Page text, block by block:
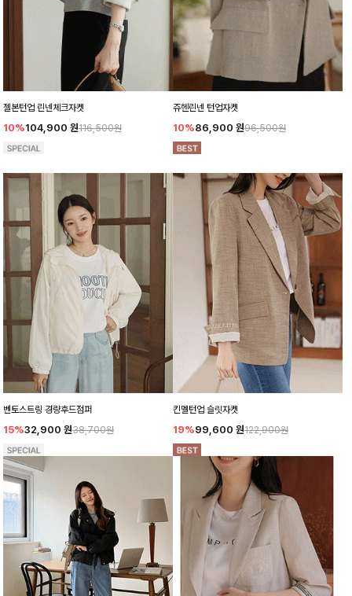
젤본턴업 린넨체크자켓
10%104,900 원116,500원
쥬헨린넨 턴업자켓
10%86,900 원96,500원
벤토스트링 경량후드점퍼
15%32,900 원38,700원
킨멜턴업 슬릿자켓
19%99,600 원122,900원